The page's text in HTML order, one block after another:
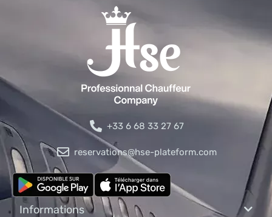
+33 6 68 33 27 67
reservations@hse-plateform.com
Informations